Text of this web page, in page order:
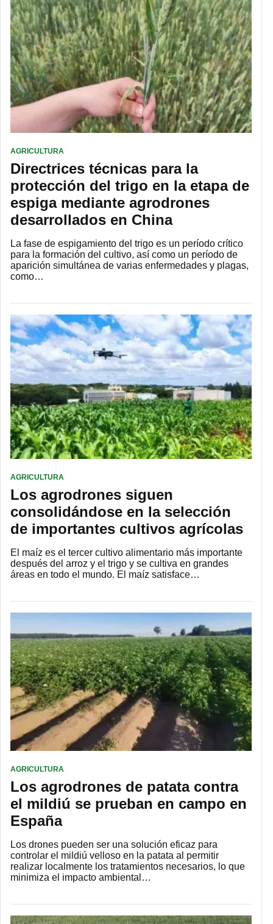
AGRICULTURA
Directrices técnicas para la
protección del trigo en la etapa de
espiga mediante agrodrones
desarrollados en China
La fase de espigamiento del trigo es un período crítico
para la formación del cultivo, así como un período de
aparición simultánea de varias enfermedades y plagas,
como…
AGRICULTURA
Los agrodrones siguen
consolidándose en la selección
de importantes cultivos agrícolas
El maíz es el tercer cultivo alimentario más importante
después del arroz y el trigo y se cultiva en grandes
áreas en todo el mundo. El maíz satisface…
AGRICULTURA
Los agrodrones de patata contra
el mildiú se prueban en campo en
España
Los drones pueden ser una solución eficaz para
controlar el mildiú velloso en la patata al permitir
realizar localmente los tratamientos necesarios, lo que
minimiza el impacto ambiental…